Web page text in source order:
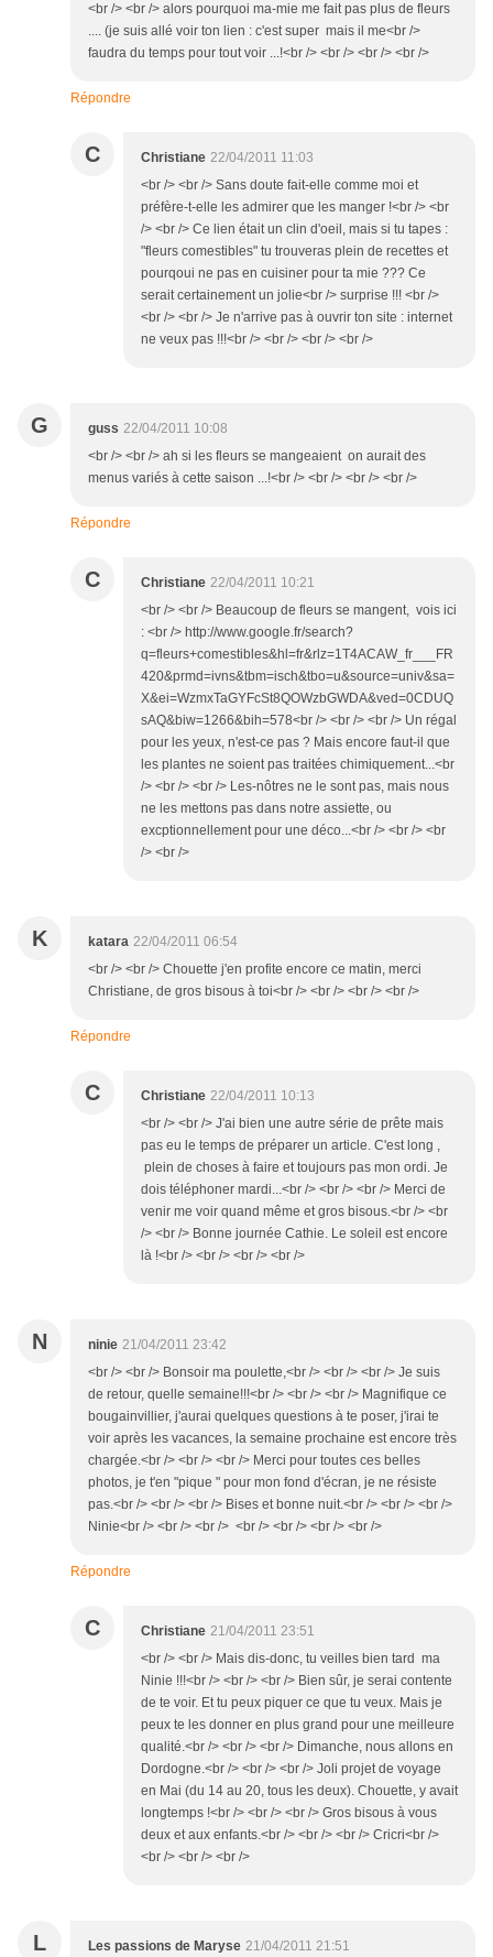
<br /> <br /> alors pourquoi ma-mie me fait pas plus de fleurs
.... (je suis allé voir ton lien : c'est super mais il me<br />
faudra du temps pour tout voir ...!<br /> <br /> <br /> <br />
Répondre
C Christiane 22/04/2011 11:03
<br /> <br /> Sans doute fait-elle comme moi et
préfère-t-elle les admirer que les manger !<br /> <br
/> <br /> Ce lien était un clin d'oeil, mais si tu tapes :
"fleurs comestibles" tu trouveras plein de recettes et
pourqoui ne pas en cuisiner pour ta mie ??? Ce
serait certainement un jolie<br /> surprise !!! <br />
<br /> <br /> Je n'arrive pas à ouvrir ton site : internet
ne veux pas !!!<br /> <br /> <br /> <br />
G guss 22/04/2011 10:08
<br /> <br /> ah si les fleurs se mangeaient on aurait des
menus variés à cette saison ...!<br /> <br /> <br /> <br />
Répondre
C Christiane 22/04/2011 10:21
<br /> <br /> Beaucoup de fleurs se mangent, vois ici
: <br /> http://www.google.fr/search?
q=fleurs+comestibles&hl=fr&rlz=1T4ACAW_fr___FR
420&prmd=ivns&tbm=isch&tbo=u&source=univ&sa=
X&ei=WzmxTaGYFcSt8QOWzbGWDA&ved=0CDUQ
sAQ&biw=1266&bih=578<br /> <br /> <br /> Un régal
pour les yeux, n'est-ce pas ? Mais encore faut-il que
les plantes ne soient pas traitées chimiquement...<br
/> <br /> <br /> Les-nôtres ne le sont pas, mais nous
ne les mettons pas dans notre assiette, ou
excptionnellement pour une déco...<br /> <br /> <br
/> <br />
K katara 22/04/2011 06:54
<br /> <br /> Chouette j'en profite encore ce matin, merci
Christiane, de gros bisous à toi<br /> <br /> <br /> <br />
Répondre
C Christiane 22/04/2011 10:13
<br /> <br /> J'ai bien une autre série de prête mais
pas eu le temps de préparer un article. C'est long ,
plein de choses à faire et toujours pas mon ordi. Je
dois téléphoner mardi...<br /> <br /> <br /> Merci de
venir me voir quand même et gros bisous.<br /> <br
/> <br /> Bonne journée Cathie. Le soleil est encore
là !<br /> <br /> <br /> <br />
N ninie 21/04/2011 23:42
<br /> <br /> Bonsoir ma poulette,<br /> <br /> <br /> Je suis
de retour, quelle semaine!!!<br /> <br /> <br /> Magnifique ce
bougainvillier, j'aurai quelques questions à te poser, j'irai te
voir après les vacances, la semaine prochaine est encore très
chargée.<br /> <br /> <br /> Merci pour toutes ces belles
photos, je t'en "pique " pour mon fond d'écran, je ne résiste
pas.<br /> <br /> <br /> Bises et bonne nuit.<br /> <br /> <br />
Ninie<br /> <br /> <br /> <br /> <br /> <br /> <br />
Répondre
C Christiane 21/04/2011 23:51
<br /> <br /> Mais dis-donc, tu veilles bien tard ma
Ninie !!!<br /> <br /> <br /> Bien sûr, je serai contente
de te voir. Et tu peux piquer ce que tu veux. Mais je
peux te les donner en plus grand pour une meilleure
qualité.<br /> <br /> <br /> Dimanche, nous allons en
Dordogne.<br /> <br /> <br /> Joli projet de voyage
en Mai (du 14 au 20, tous les deux). Chouette, y avait
longtemps !<br /> <br /> <br /> Gros bisous à vous
deux et aux enfants.<br /> <br /> <br /> Cricri<br />
<br /> <br /> <br />
L Les passions de Maryse 21/04/2011 21:51